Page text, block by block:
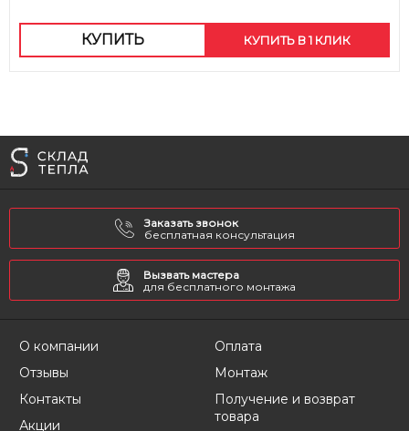
КУПИТЬ КУПИТЬ В 1 КЛИК
Заказать звонок
бесплатная консультация
Вызвать мастера
для бесплатного монтажа
О компании
Отзывы
Контакты
Акции
Оплата
Монтаж
Получение и возврат
товара